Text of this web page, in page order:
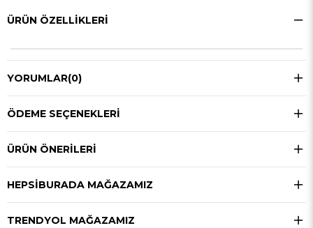
ÜRÜN ÖZELLIKLERI
YORUMLAR(0)
ÖDEME SEÇENEKLERI
ÜRÜN ÖNERILERI
HEPSIBURADA MAĞAZAMIZ
TRENDYOL MAĞAZAMIZ